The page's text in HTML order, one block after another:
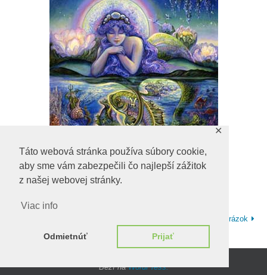
Táto webová stránka používa súbory cookie,
aby sme vám zabezpečili čo najlepší zážitok
z našej webovej stránky.
Viac info
Odmietnúť Prijať
✕
Ďalší obrázok
Beží naWordPress.